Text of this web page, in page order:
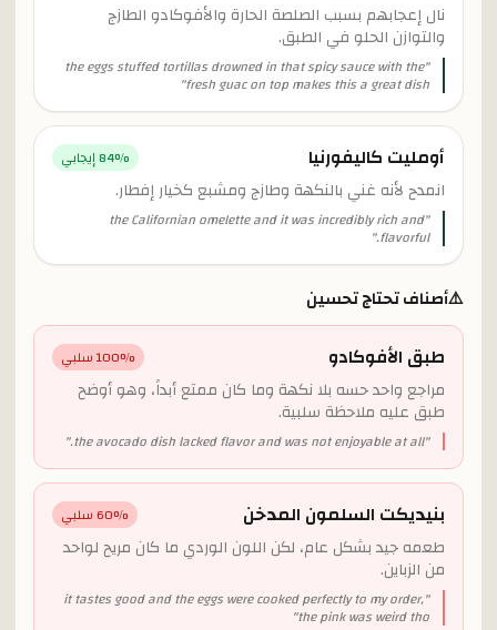
نال إعجابهم بسبب الصلصة الحارة والأفوكادو الطازج
والتوازن الحلو في الطبق.
"
the eggs stuffed tortillas drowned in that spicy sauce with the
fresh guac on top makes this a great dish
"
أومليت كاليفورنيا 84% إيجابي
انمدح لأنه غني بالنكهة وطازج ومشبع كخيار إفطار.
"
the Californian omelette and it was incredibly rich and
flavorful.
"
⚠️أصناف تحتاج تحسين
طبق الأفوكادو 100% سلبي
مراجع واحد حسه بلا نكهة وما كان ممتع أبداً، وهو أوضح
طبق عليه ملاحظة سلبية.
"
the avocado dish lacked flavor and was not enjoyable at all.
"
بنيديكت السلمون المدخن 60% سلبي
طعمه جيد بشكل عام، لكن اللون الوردي ما كان مريح لواحد
من الزباين.
"
it tastes good and the eggs were cooked perfectly to my order,
the pink was weird tho
"